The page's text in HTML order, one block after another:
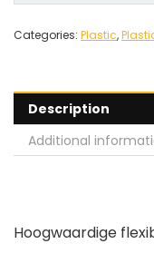
Categories: Plastic,
Description
Additional
Hoogwaardige